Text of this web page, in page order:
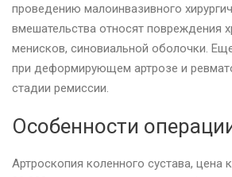
проведению малоинвазивного
вмешательства относят повреждения
менисков, синовиальной оболочки.
при деформирующем артрозе и
стадии ремиссии.
Особенности
Артроскопия коленного сустава, цена